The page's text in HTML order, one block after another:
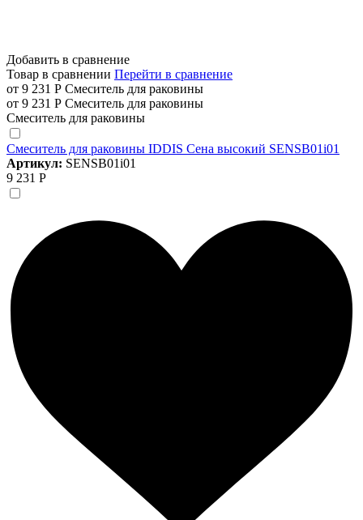
Добавить в сравнение
Товар в сравнении Перейти в сравнение
от 9 231 Р Смеситель для раковины
от 9 231 Р Смеситель для раковины
Смеситель для раковины
Смеситель для раковины IDDIS Сена высокий SENSB01i01
Артикул: SENSB01i01
9 231 Р